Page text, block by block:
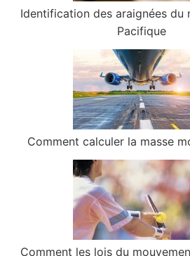
Identification des araignées du
Pacifique
Comment calculer la masse
Comment les lois du